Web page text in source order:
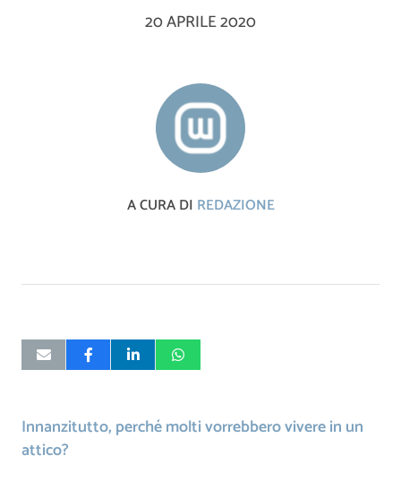
20 APRILE 2020
A CURA DI REDAZIONE
Innanzitutto, perché molti vorrebbero vivere in un
attico?